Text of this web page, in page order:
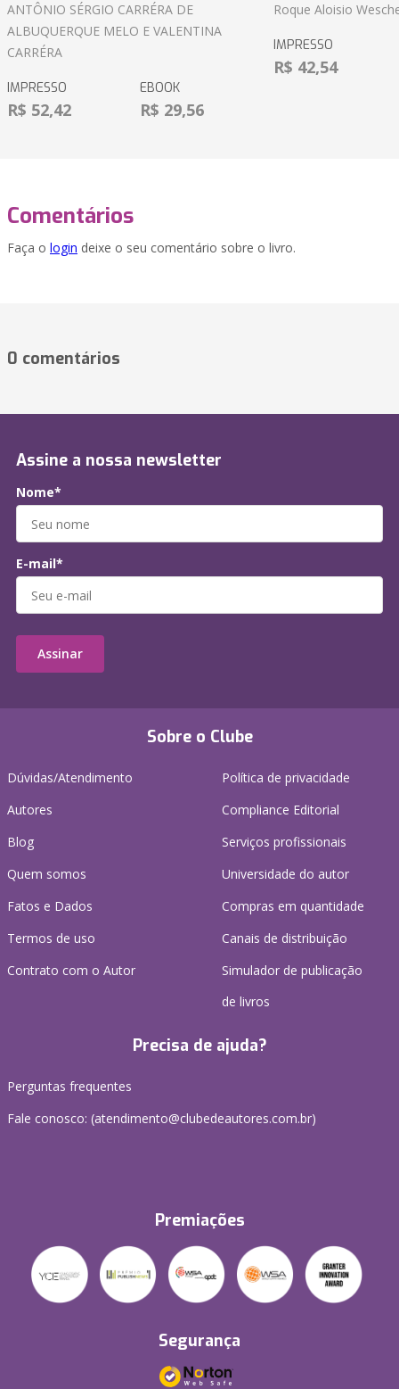
ANTÔNIO SÉRGIO CARRÉRA DE
ALBUQUERQUE MELO E VALENTINA
CARRÉRA
IMPRESSO
R$ 52,42
EBOOK
R$ 29,56
Roque Aloisio
IMPRESSO
R$ 42,54
Comentários
Faça o login deixe o seu comentário sobre o livro.
0 comentários
Sobre o Clube
Dúvidas/Atendimento
Autores
Blog
Quem somos
Fatos e Dados
Termos de uso
Contrato com o Autor
Política de privacidade
Compliance Editorial
Serviços profissionais
Universidade do autor
Compras em quantidade
Canais de distribuição
Simulador de publicação
de livros
Precisa de ajuda?
Perguntas frequentes
Fale conosco: (atendimento@clubedeautores.com.br)
Premiações
Segurança
Assine a nossa newsletter
Nome*
E-mail*
Assinar